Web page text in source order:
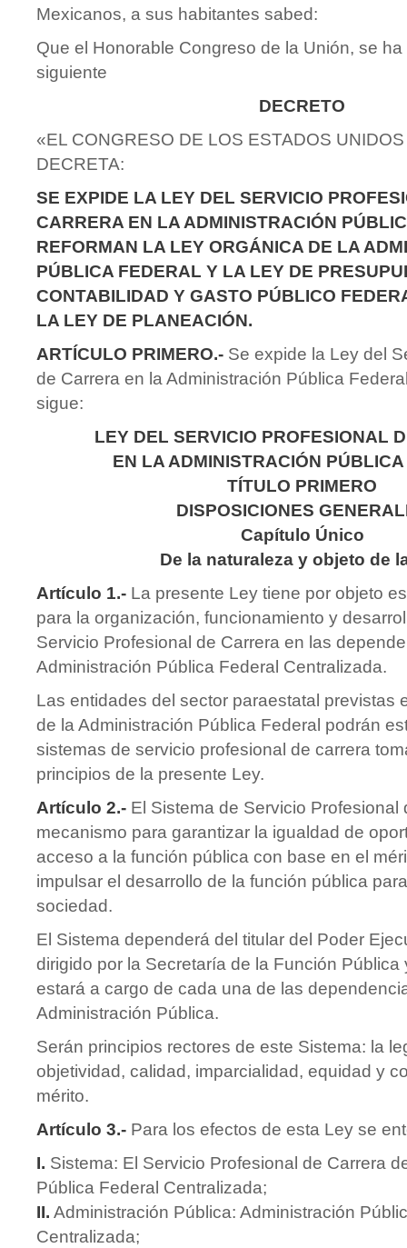
Mexicanos, a sus habitantes sabed:
Que el Honorable Congreso de la Unión, se
siguiente
DECRETO
«EL CONGRESO DE LOS ESTADOS
DECRETA:
SE EXPIDE LA LEY DEL SERVICIO
CARRERA EN LA ADMINISTRACIÓN
REFORMAN LA LEY ORGÁNICA DE LA
PÚBLICA FEDERAL Y LA LEY DE
CONTABILIDAD Y GASTO PÚBLICO
LA LEY DE PLANEACIÓN.
ARTÍCULO PRIMERO.- Se expide la Ley del
de Carrera en la Administración Pública
sigue:
LEY DEL SERVICIO PROFESIONAL
EN LA ADMINISTRACIÓN
TÍTULO PRIMERO
DISPOSICIONES
Capítulo Único
De la naturaleza y objeto de
Artículo 1.- La presente Ley tiene por objeto
para la organización, funcionamiento y
Servicio Profesional de Carrera en las
Administración Pública Federal Centralizada.
Las entidades del sector paraestatal previstas
de la Administración Pública Federal podrán
sistemas de servicio profesional de carrera
principios de la presente Ley.
Artículo 2.- El Sistema de Servicio Profesional
mecanismo para garantizar la igualdad de
acceso a la función pública con base en el
impulsar el desarrollo de la función pública
sociedad.
El Sistema dependerá del titular del Poder
dirigido por la Secretaría de la Función Pública
estará a cargo de cada una de las
Administración Pública.
Serán principios rectores de este Sistema: la
objetividad, calidad, imparcialidad, equidad y
mérito.
Artículo 3.- Para los efectos de esta Ley se
I. Sistema: El Servicio Profesional de Carrera
Pública Federal Centralizada;
II. Administración Pública: Administración
Centralizada;